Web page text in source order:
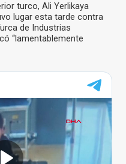
turco, Ali Yerlikaya
lugar esta tarde contra
de Industrias
“lamentablemente